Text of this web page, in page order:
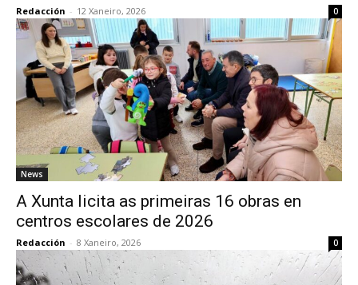
Redacción - 12 Xaneiro, 2026 0
News
A Xunta licita as primeiras 16 obras en
centros escolares de 2026
Redacción - 8 Xaneiro, 2026 0